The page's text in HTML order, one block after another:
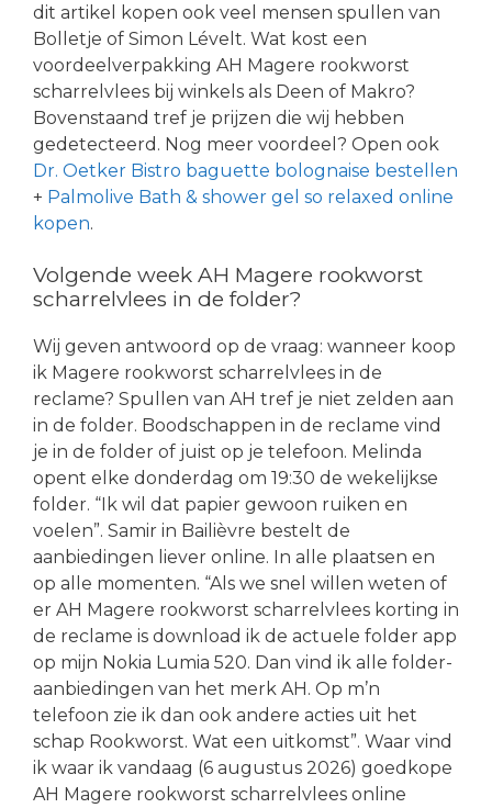
dit artikel kopen ook veel mensen spullen van
Bolletje of Simon Lévelt. Wat kost een
voordeelverpakking AH Magere rookworst
scharrelvlees bij winkels als Deen of Makro?
Bovenstaand tref je prijzen die wij hebben
gedetecteerd. Nog meer voordeel? Open ook
Dr. Oetker Bistro baguette bolognaise bestellen
+ Palmolive Bath & shower gel so relaxed online
kopen.
Volgende week AH Magere rookworst
scharrelvlees in de folder?
Wij geven antwoord op de vraag: wanneer koop
ik Magere rookworst scharrelvlees in de
reclame? Spullen van AH tref je niet zelden aan
in de folder. Boodschappen in de reclame vind
je in de folder of juist op je telefoon. Melinda
opent elke donderdag om 19:30 de wekelijkse
folder. “Ik wil dat papier gewoon ruiken en
voelen”. Samir in Bailièvre bestelt de
aanbiedingen liever online. In alle plaatsen en
op alle momenten. “Als we snel willen weten of
er AH Magere rookworst scharrelvlees korting in
de reclame is download ik de actuele folder app
op mijn Nokia Lumia 520. Dan vind ik alle folder-
aanbiedingen van het merk AH. Op m’n
telefoon zie ik dan ook andere acties uit het
schap Rookworst. Wat een uitkomst”. Waar vind
ik waar ik vandaag (6 augustus 2026) goedkope
AH Magere rookworst scharrelvlees online